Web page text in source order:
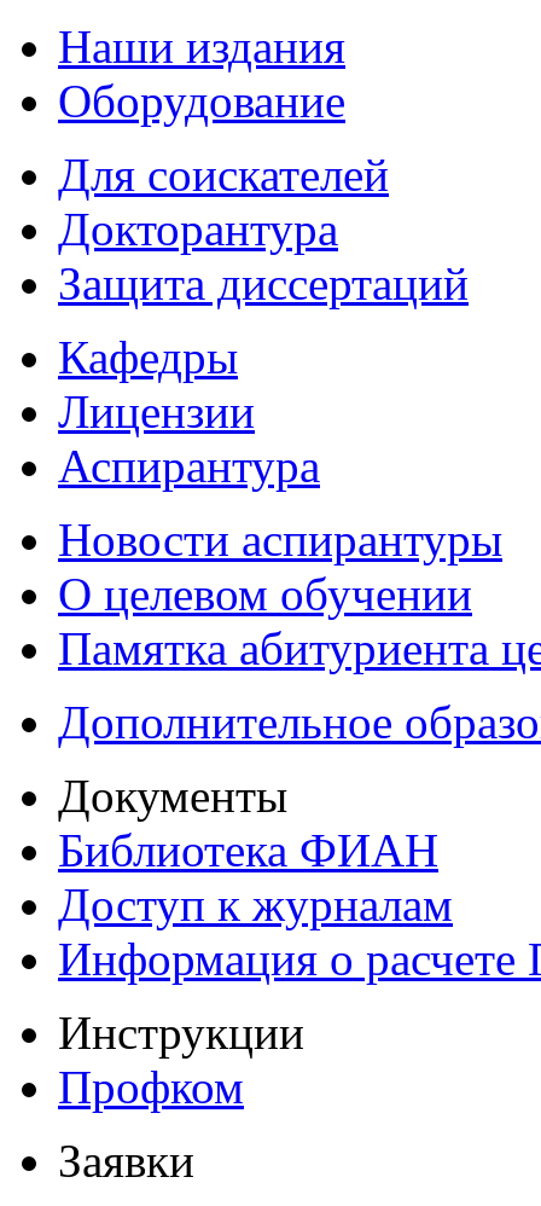
Наши издания
Оборудование
Для соискателей
Докторантура
Защита диссертаций
Кафедры
Лицензии
Аспирантура
Новости аспирантуры
О целевом обучении
Памятка абитуриента
Дополнительное
Документы
Библиотека ФИАН
Доступ к журналам
Информация о
Инструкции
Профком
Заявки